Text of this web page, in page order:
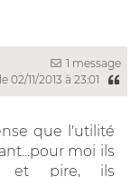
1 message
le 02/11/2013 à 23:01
que l'utilité
moi ils
et pire, ils